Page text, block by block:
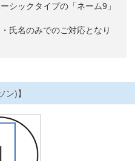
シックタイプの「ネーム9」
氏名のみでのご対応となり
ン)】